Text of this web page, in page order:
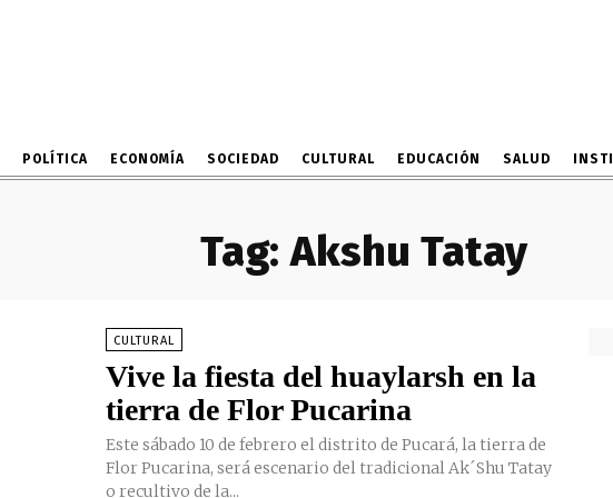
POLÍTICA ECONOMÍA SOCIEDAD CULTURAL EDUCACIÓN SALUD
Tag: Akshu Tatay
CULTURAL
Vive la fiesta del huaylarsh en la
tierra de Flor Pucarina
Este sábado 10 de febrero el distrito de Pucará, la tierra de
Flor Pucarina, será escenario del tradicional Ak´Shu Tatay
o recultivo de la...